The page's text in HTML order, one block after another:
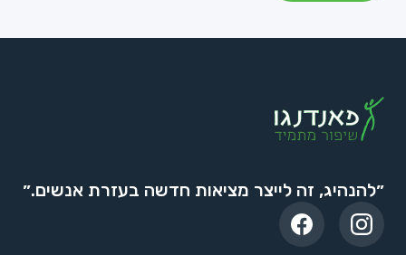
״להנהיג, זה לייצר מציאות חדשה בעזרת אנשים.״